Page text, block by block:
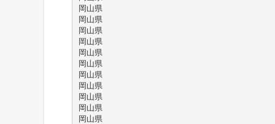
岡山県
岡山県
岡山県
岡山県
岡山県
岡山県
岡山県
岡山県
岡山県
岡山県
岡山県